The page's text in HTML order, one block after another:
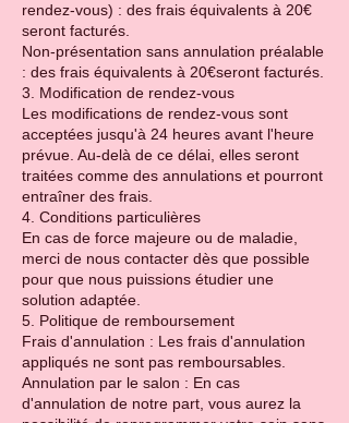
rendez-vous) : des frais équivalents à 20€
seront facturés.
Non-présentation sans annulation préalable
: des frais équivalents à 20€seront facturés.
3. Modification de rendez-vous
Les modifications de rendez-vous sont
acceptées jusqu'à 24 heures avant l'heure
prévue. Au-delà de ce délai, elles seront
traitées comme des annulations et pourront
entraîner des frais.
4. Conditions particulières
En cas de force majeure ou de maladie,
merci de nous contacter dès que possible
pour que nous puissions étudier une
solution adaptée.
5. Politique de remboursement
Frais d'annulation : Les frais d'annulation
appliqués ne sont pas remboursables.
Annulation par le salon : En cas
d'annulation de notre part, vous aurez la